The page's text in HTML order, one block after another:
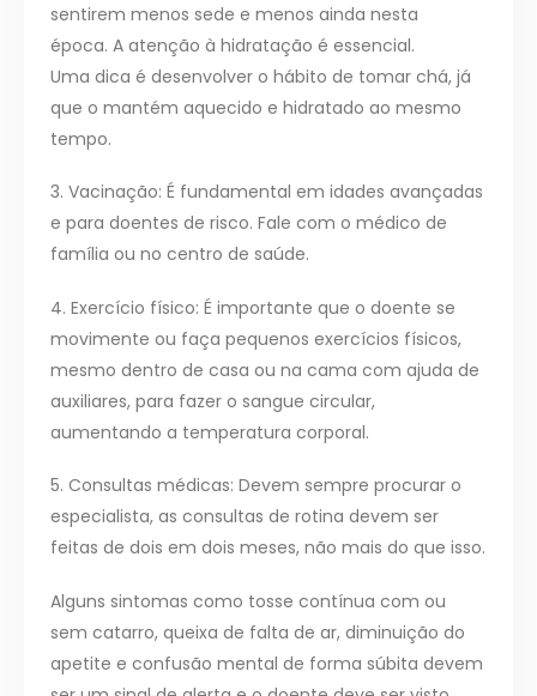
sentirem menos sede e menos ainda nesta
época. A atenção à hidratação é essencial.
Uma dica é desenvolver o hábito de tomar chá, já
que o mantém aquecido e hidratado ao mesmo
tempo.
3. Vacinação: É fundamental em idades avançadas
e para doentes de risco. Fale com o médico de
família ou no centro de saúde.
4. Exercício físico: É importante que o doente se
movimente ou faça pequenos exercícios físicos,
mesmo dentro de casa ou na cama com ajuda de
auxiliares, para fazer o sangue circular,
aumentando a temperatura corporal.
5. Consultas médicas: Devem sempre procurar o
especialista, as consultas de rotina devem ser
feitas de dois em dois meses, não mais do que isso.
Alguns sintomas como tosse contínua com ou
sem catarro, queixa de falta de ar, diminuição do
apetite e confusão mental de forma súbita devem